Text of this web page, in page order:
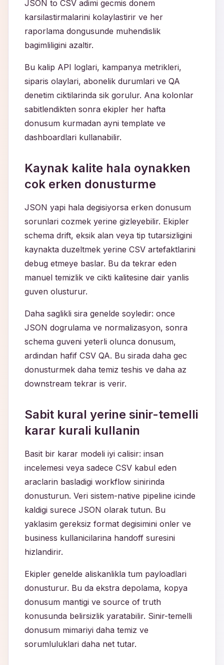
JSON to CSV adimi gecmis donem
karsilastirmalarini kolaylastirir ve her
raporlama dongusunde muhendislik
bagimliligini azaltir.
Bu kalip API loglari, kampanya metrikleri,
siparis olaylari, abonelik durumlari ve QA
denetim ciktilarinda sik gorulur. Ana kolonlar
sabitlendikten sonra ekipler her hafta
donusum kurmadan ayni template ve
dashboardlari kullanabilir.
Kaynak kalite hala oynakken
cok erken donusturme
JSON yapi hala degisiyorsa erken donusum
sorunlari cozmek yerine gizleyebilir. Ekipler
schema drift, eksik alan veya tip tutarsizligini
kaynakta duzeltmek yerine CSV artefaktlarini
debug etmeye baslar. Bu da tekrar eden
manuel temizlik ve cikti kalitesine dair yanlis
guven olusturur.
Daha saglikli sira genelde soyledir: once
JSON dogrulama ve normalizasyon, sonra
schema guveni yeterli olunca donusum,
ardindan hafif CSV QA. Bu sirada daha gec
donusturmek daha temiz teshis ve daha az
downstream tekrar is verir.
Sabit kural yerine sinir-temelli
karar kurali kullanin
Basit bir karar modeli iyi calisir: insan
incelemesi veya sadece CSV kabul eden
araclarin basladigi workflow sinirinda
donusturun. Veri sistem-native pipeline icinde
kaldigi surece JSON olarak tutun. Bu
yaklasim gereksiz format degisimini onler ve
business kullanicilarina handoff suresini
hizlandirir.
Ekipler genelde aliskanlikla tum payloadlari
donusturur. Bu da ekstra depolama, kopya
donusum mantigi ve source of truth
konusunda belirsizlik yaratabilir. Sinir-temelli
donusum mimariyi daha temiz ve
sorumluluklari daha net tutar.